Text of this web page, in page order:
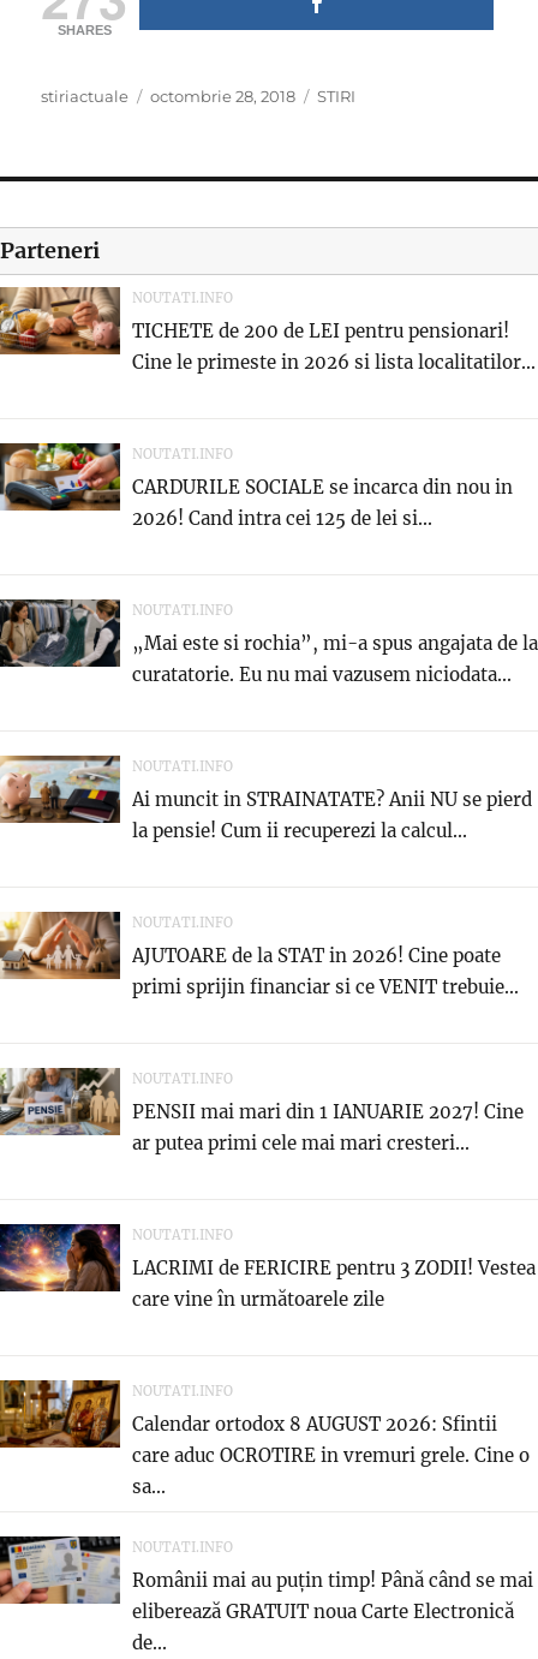
SHARES
Author
stiriactuale
Posted
octombrie 28, 2018 Categories
STIRI
Parteneri
NOUTATI.INFO
TICHETE de 200 de LEI pentru pensionari!
Cine le primeste in 2026 si lista localitatilor...
NOUTATI.INFO
CARDURILE SOCIALE se incarca din nou in
2026! Cand intra cei 125 de lei si...
NOUTATI.INFO
„Mai este si rochia”, mi-a spus angajata de la
curatatorie. Eu nu mai vazusem niciodata...
NOUTATI.INFO
Ai muncit in STRAINATATE? Anii NU se pierd
la pensie! Cum ii recuperezi la calcul...
NOUTATI.INFO
AJUTOARE de la STAT in 2026! Cine poate
primi sprijin financiar si ce VENIT trebuie...
NOUTATI.INFO
PENSII mai mari din 1 IANUARIE 2027! Cine
ar putea primi cele mai mari cresteri...
NOUTATI.INFO
LACRIMI de FERICIRE pentru 3 ZODII! Vestea
care vine în următoarele zile
NOUTATI.INFO
Calendar ortodox 8 AUGUST 2026: Sfintii
care aduc OCROTIRE in vremuri grele. Cine o
sa...
NOUTATI.INFO
Românii mai au puțin timp! Până când se mai
eliberează GRATUIT noua Carte Electronică
de...